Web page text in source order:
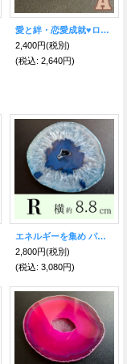
愛と絆・恋愛成就♥ローズクォーツ ハートお守り石 A
2,400円(税別)
(税込: 2,640円)
エネルギーを集め パワーを高める！瑪瑙（めのう）プレート ■Mサイズ■R【約8.8センチ×8.3センチ】
2,800円(税別)
(税込: 3,080円)